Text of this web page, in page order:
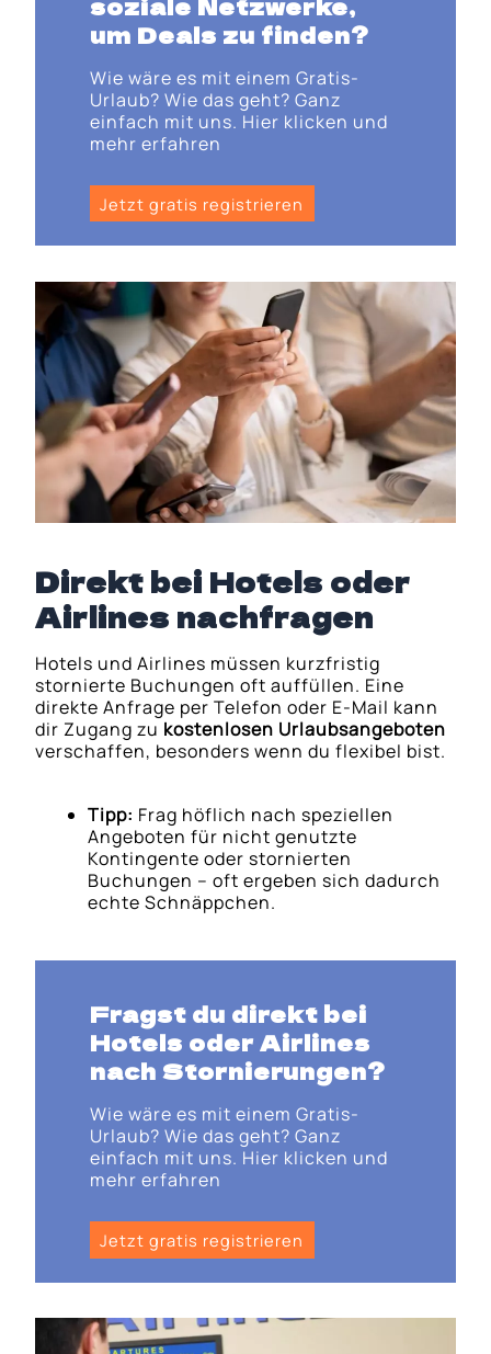
um Deals zu finden?
Wie wäre es mit einem Gratis-
Urlaub? Wie das geht? Ganz
einfach mit uns. Hier klicken und
mehr erfahren
Jetzt gratis registrieren
Direkt bei Hotels oder
Airlines nachfragen
Hotels und Airlines müssen kurzfristig
stornierte Buchungen oft auffüllen. Eine
direkte Anfrage per Telefon oder E-Mail kann
dir Zugang zu kostenlosen Urlaubsangeboten
verschaffen, besonders wenn du flexibel bist.
Tipp: Frag höflich nach speziellen
Angeboten für nicht genutzte
Kontingente oder stornierten
Buchungen – oft ergeben sich dadurch
echte Schnäppchen.
Fragst du direkt bei
Hotels oder Airlines
nach Stornierungen?
Wie wäre es mit einem Gratis-
Urlaub? Wie das geht? Ganz
einfach mit uns. Hier klicken und
mehr erfahren
Jetzt gratis registrieren